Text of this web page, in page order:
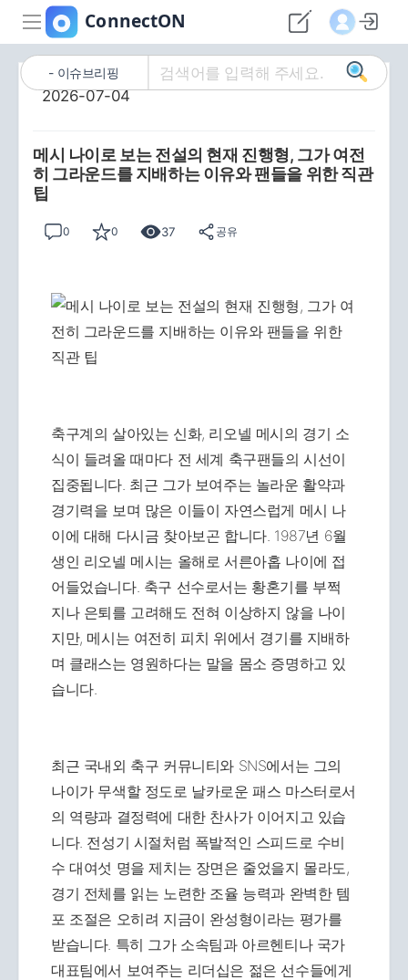
이슈브리핑
2026-07-04
메시 나이로 보는 전설의 현재 진행형, 그가 여전
히 그라운드를 지배하는 이유와 팬들을 위한 직관
팁
0 0 37 공유
축구계의 살아있는 신화, 리오넬 메시의 경기 소
식이 들려올 때마다 전 세계 축구팬들의 시선이
집중됩니다. 최근 그가 보여주는 놀라운 활약과
경기력을 보며 많은 이들이 자연스럽게 메시 나
이에 대해 다시금 찾아보곤 합니다. 1987년 6월
생인 리오넬 메시는 올해로 서른아홉 나이에 접
어들었습니다. 축구 선수로서는 황혼기를 부쩍
지나 은퇴를 고려해도 전혀 이상하지 않을 나이
지만, 메시는 여전히 피치 위에서 경기를 지배하
며 클래스는 영원하다는 말을 몸소 증명하고 있
습니다.
최근 국내외 축구 커뮤니티와 SNS에서는 그의
나이가 무색할 정도로 날카로운 패스 마스터로서
의 역량과 결정력에 대한 찬사가 이어지고 있습
니다. 전성기 시절처럼 폭발적인 스피드로 수비
수 대여섯 명을 제치는 장면은 줄었을지 몰라도,
경기 전체를 읽는 노련한 조율 능력과 완벽한 템
포 조절은 오히려 지금이 완성형이라는 평가를
받습니다. 특히 그가 소속팀과 아르헨티나 국가
대표팀에서 보여주는 리더십은 젊은 선수들에게